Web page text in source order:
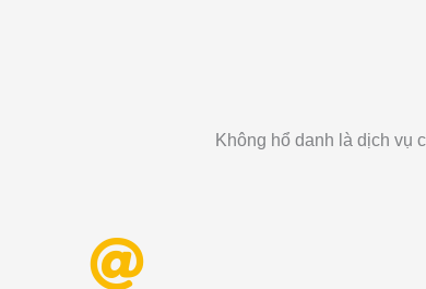
Không hổ danh là dịch vụ